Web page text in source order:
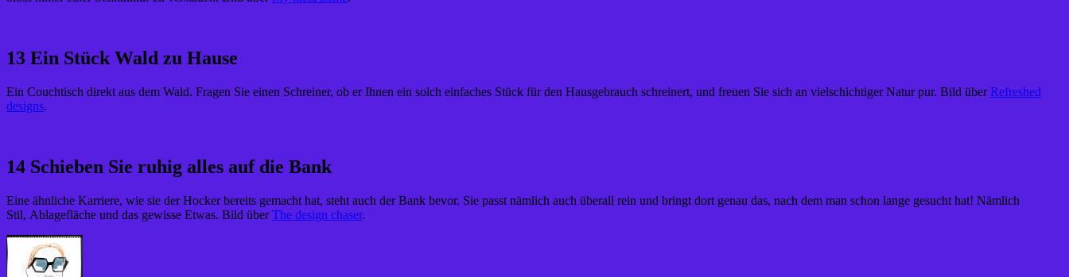
13 Ein Stück Wald zu Hause
Ein Couchtisch direkt aus dem Wald. Fragen Sie einen Schreiner, ob er Ihnen ein solch einfaches Stück für den Hausgebrauch schreinert, und freuen Sie sich an vielschichtiger Natur pur. Bild über Refreshed
designs.
14 Schieben Sie ruhig alles auf die Bank
Eine ähnliche Karriere, wie sie der Hocker bereits gemacht hat, steht auch der Bank bevor. Sie passt nämlich auch überall rein und bringt dort genau das, nach dem man schon lange gesucht hat! Nämlich
Stil, Ablagefläche und das gewisse Etwas. Bild überThe design chaser.